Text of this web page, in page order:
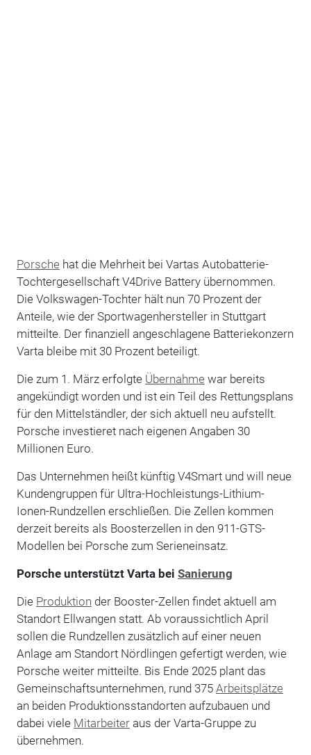
Porsche hat die Mehrheit bei Vartas Autobatterie-
Tochtergesellschaft V4Drive Battery übernommen.
Die Volkswagen-Tochter hält nun 70 Prozent der
Anteile, wie der Sportwagenhersteller in Stuttgart
mitteilte. Der finanziell angeschlagene Batteriekonzern
Varta bleibe mit 30 Prozent beteiligt.
Die zum 1. März erfolgte Übernahme war bereits
angekündigt worden und ist ein Teil des Rettungsplans
für den Mittelständler, der sich aktuell neu aufstellt.
Porsche investieret nach eigenen Angaben 30
Millionen Euro.
Das Unternehmen heißt künftig V4Smart und will neue
Kundengruppen für Ultra-Hochleistungs-Lithium-
Ionen-Rundzellen erschließen. Die Zellen kommen
derzeit bereits als Boosterzellen in den 911-GTS-
Modellen bei Porsche zum Serieneinsatz.
Porsche unterstützt Varta bei Sanierung
Die Produktion der Booster-Zellen findet aktuell am
Standort Ellwangen statt. Ab voraussichtlich April
sollen die Rundzellen zusätzlich auf einer neuen
Anlage am Standort Nördlingen gefertigt werden, wie
Porsche weiter mitteilte. Bis Ende 2025 plant das
Gemeinschaftsunternehmen, rund 375 Arbeitsplätze
an beiden Produktionsstandorten aufzubauen und
dabei viele Mitarbeiteraus der Varta-Gruppe zu
übernehmen.